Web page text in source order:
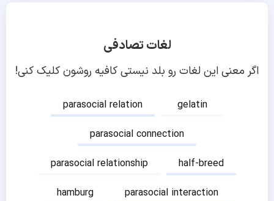
لغات تصادفی
اگر معنی این لغات رو بلد نیستی کافیه روشون کلیک کنی!
parasocial relation
gelatin
parasocial connection
parasocial relationship
half-breed
hamburg
parasocial interaction